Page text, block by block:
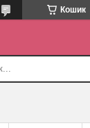
Кошик